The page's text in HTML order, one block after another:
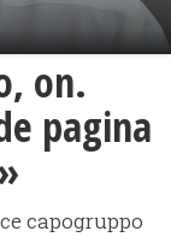
on.
pagina
capogruppo